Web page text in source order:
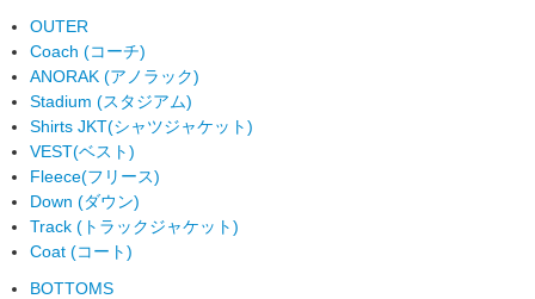
OUTER
Coach (コーチ)
ANORAK (アノラック)
Stadium (スタジアム)
Shirts JKT(シャツジャケット)
VEST(ベスト)
Fleece(フリース)
Down (ダウン)
Track (トラックジャケット)
Coat (コート)
BOTTOMS